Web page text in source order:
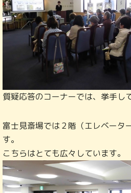
質疑応答のコーナーでは、挙手し
富士見斎場では２階（エレベータ
す。
こちらはとても広々しています。